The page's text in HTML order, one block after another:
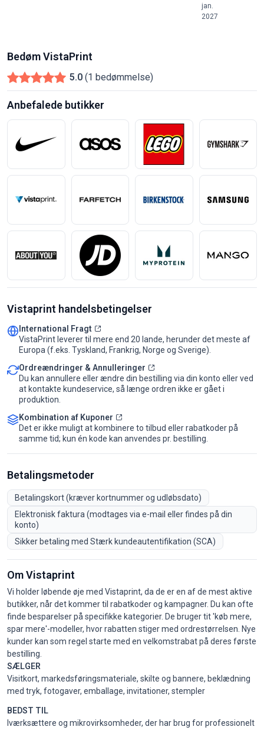
jan.
2027
Bedøm VistaPrint
5.0 (1 bedømmelse)
Anbefalede butikker
Vistaprint handelsbetingelser
International Fragt
VistaPrint leverer til mere end 20 lande, herunder det meste af
Europa (f.eks. Tyskland, Frankrig, Norge og Sverige).
Ordreændringer & Annulleringer
Du kan annullere eller ændre din bestilling via din konto eller ved
at kontakte kundeservice, så længe ordren ikke er gået i
produktion.
Kombination af Kuponer
Det er ikke muligt at kombinere to tilbud eller rabatkoder på
samme tid; kun én kode kan anvendes pr. bestilling.
Betalingsmetoder
Betalingskort (kræver kortnummer og udløbsdato)
Elektronisk faktura (modtages via e-mail eller findes på din
konto)
Sikker betaling med Stærk kundeautentifikation (SCA)
Om Vistaprint
Vi holder løbende øje med Vistaprint, da de er en af de mest aktive
butikker, når det kommer til rabatkoder og kampagner. Du kan ofte
finde besparelser på specifikke kategorier. De bruger tit 'køb mere,
spar mere'-modeller, hvor rabatten stiger med ordrestørrelsen. Nye
kunder kan som regel starte med en velkomstrabat på deres første
bestilling.
SÆLGER
Visitkort, markedsføringsmateriale, skilte og bannere, beklædning
med tryk, fotogaver, emballage, invitationer, stempler
BEDST TIL
Iværksættere og mikrovirksomheder, der har brug for professionelt